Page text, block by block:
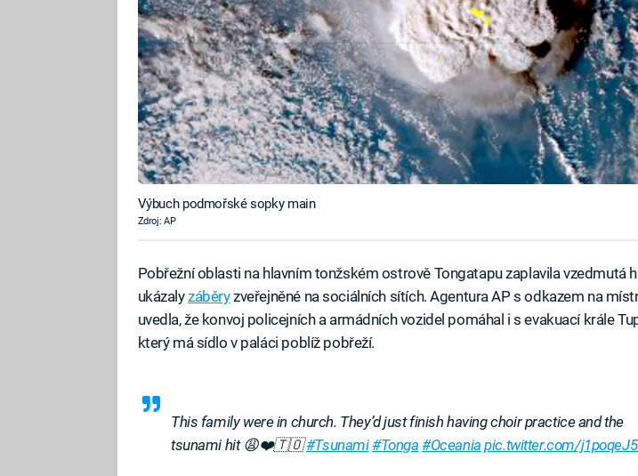
Výbuch podmořské sopky main
Zdroj: AP
Pobřežní oblasti na hlavním tonžském ostrově Tongatapu zaplavila vzedmutá
ukázalyzáběryzveřejněné na sociálních sítích. Agentura AP s odkazem na
uvedla, že konvoj policejních a armádních vozidel pomáhal i s evakuací krále
který má sídlo v paláci poblíž pobřeží.
This family were in church. They’d just finish having choir practice and the
tsunami hit 😩❤️🇹🇴#Tsunami#Tonga #Oceania pic.twitter.com/